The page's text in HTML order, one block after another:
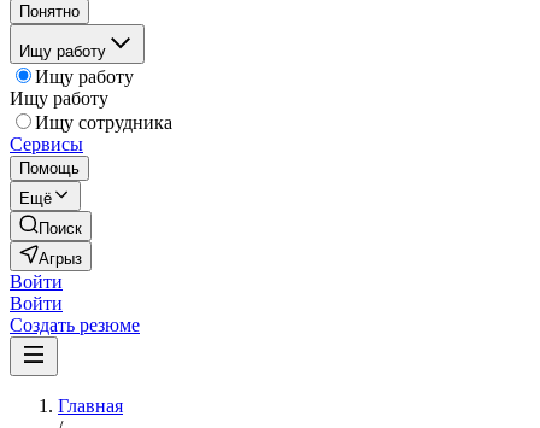
Понятно
Ищу работу
Ищу работу
Ищу работу
Ищу сотрудника
Сервисы
Помощь
Ещё
Поиск
Агрыз
Войти
Войти
Создать резюме
Главная